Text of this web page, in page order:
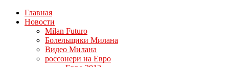
Главная
Новости
Milan Futuro
Болельщики Милана
Видео Милана
россонери на Евро